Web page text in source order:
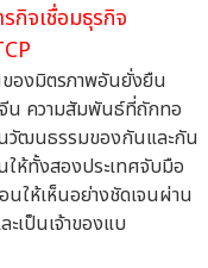
กิจเชื่อมธุรกิจ
องมิตรภาพอันยั่งยืน
จีน ความสัมพันธ์ที่ถักทอ
นวัฒนธรรมของกันและกัน
ห้ทั้งสองประเทศจับมือ
ให้เห็นอย่างชัดเจนผ่าน
เป็นเจ้าของแบ